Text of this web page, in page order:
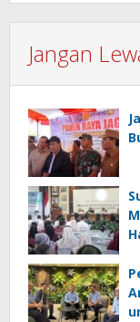
Jangan